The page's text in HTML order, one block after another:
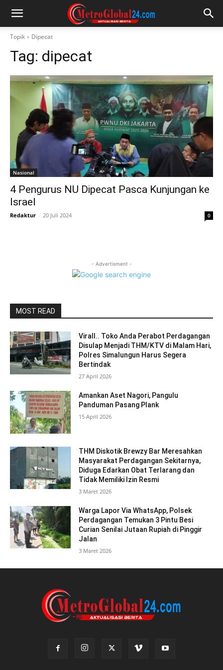
Topik Dipecat
Tag: dipecat
Nasional
4 Pengurus NU Dipecat Pasca Kunjungan ke
Israel
Redaktur - 20 Juli 2024 0
- Advertisment -
MOST READ
Virall.. Toko Anda Perabot Perdagangan
Disulap Menjadi THM/KTV di Malam Hari,
Polres Simalungun Harus Segera
Bertindak
27 April 2026
Amankan Aset Nagori, Pangulu
Panduman Pasang Plank
15 April 2026
THM Diskotik Brewzy Bar Meresahkan
Masyarakat Perdagangan Sekitarnya,
Diduga Edarkan Obat Terlarang dan
Tidak Memiliki Izin Resmi
3 Maret 2026
Warga Lapor Via WhatsApp, Polsek
Perdagangan Temukan 3 Pintu Besi
Curian Senilai Jutaan Rupiah di Pinggir
Jalan
3 Maret 2026